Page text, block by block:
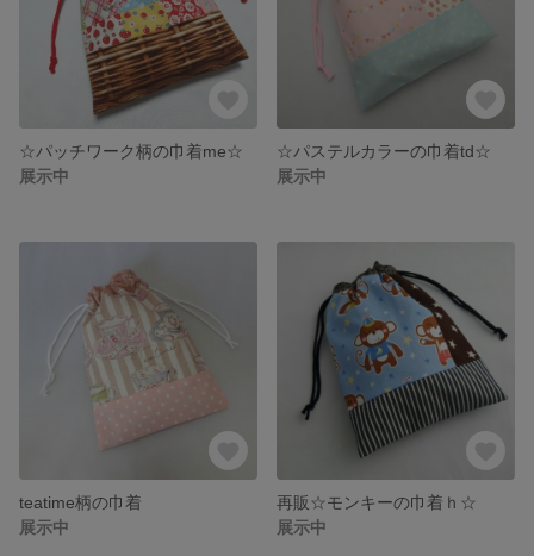
☆パッチワーク柄の巾着me☆
展示中
☆パステルカラーの巾着td☆
展示中
teatime柄の巾着
展示中
再販☆モンキーの巾着ｈ☆
展示中